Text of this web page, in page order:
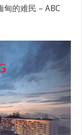
甸的难民 – ABC